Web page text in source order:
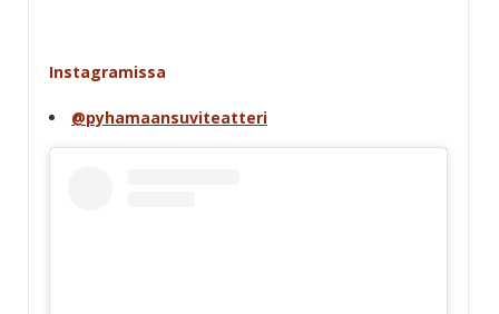
Instagramissa
@pyhamaansuviteatteri